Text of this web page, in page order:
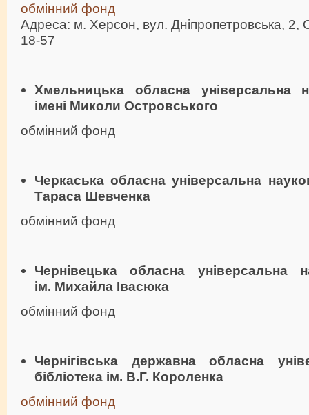
обмінний фонд
Адреса: м. Херсон, вул. Дніпропетровська,
18-57
Хмельницька обласна універсальна
імені Миколи Островського
обмінний фонд
Черкаська обласна універсальна
Тараса Шевченка
обмінний фонд
Чернівецька обласна універсальна
ім. Михайла Івасюка
обмінний фонд
Чернігівська державна обласна
бібліотека ім. В.Г. Короленка
обмінний фонд